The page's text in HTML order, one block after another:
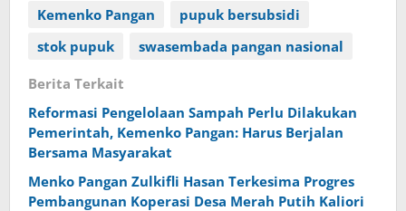
Kemenko Pangan
pupuk bersubsidi
stok pupuk
swasembada pangan nasional
Berita Terkait
Reformasi Pengelolaan Sampah Perlu Dilakukan
Pemerintah, Kemenko Pangan: Harus Berjalan
Bersama Masyarakat
Menko Pangan Zulkifli Hasan Terkesima Progres
Pembangunan Koperasi Desa Merah Putih Kaliori